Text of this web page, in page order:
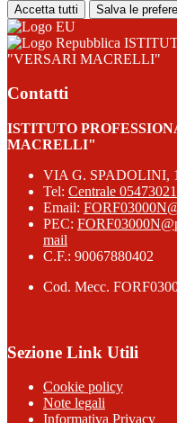
Accetta tutti Salva le
"VERSARI MACRELLI"
Contatti
ISTITUTO
MACRELLI"
VIA G. SPADOLINI,
Tel: Centrale
Email:
PEC:
mail
C.F.: 90067880402
Cod. Mecc.
Sezione Link Utili
Cookie policy
Note legali
Informativa Privacy